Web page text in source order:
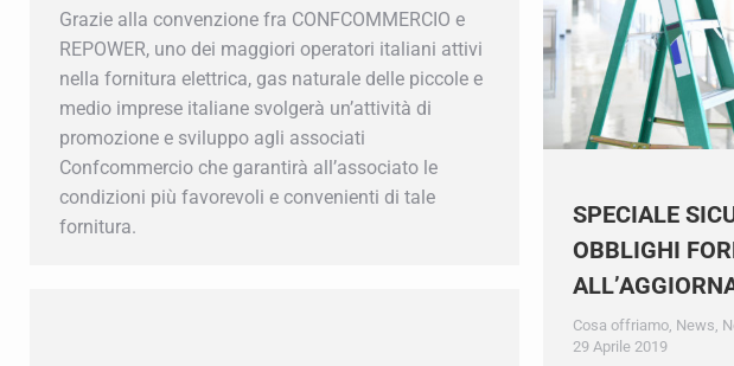
Grazie alla convenzione fra CONFCOMMERCIO e
REPOWER, uno dei maggiori operatori italiani attivi
nella fornitura elettrica, gas naturale delle piccole e
medio imprese italiane svolgerà un’attività di
promozione e sviluppo agli associati
Confcommercio che garantirà all’associato le
condizioni più favorevoli e convenienti di tale
fornitura.
SPECIALE
OBBLIGHI
Cosa offriamo, News,
29 Aprile 2019
Iscriviti alla
Mantieniti sempre aggiornato su tutte le
Inserisci il tuo indirizzo e-mail